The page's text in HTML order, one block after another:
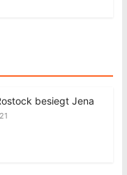
besiegt Jena